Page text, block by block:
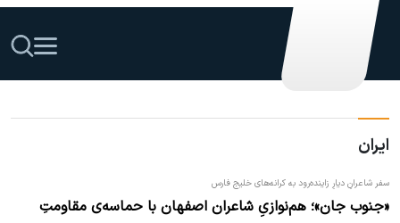
ایران
سفر شاعرانِ دیارِ زاینده‌رود به کرانه‌های خلیج فارس
«جنوب جان»؛ هم‌نوازیِ شاعران اصفهان با حماسه‌ی مقاومتِ